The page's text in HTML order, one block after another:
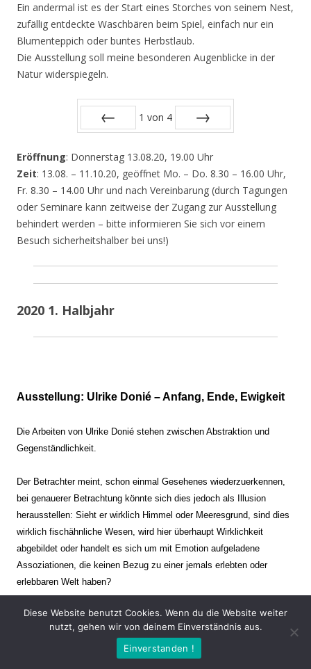
Ein andermal ist es der Start eines Storches von seinem Nest,
zufällig entdeckte Waschbären beim Spiel, einfach nur ein
Blumenteppich oder buntes Herbstlaub.
Die Ausstellung soll meine besonderen Augenblicke in der
Natur widerspiegeln.
1 von 4
Eröffnung: Donnerstag 13.08.20, 19.00 Uhr
Zeit: 13.08. – 11.10.20, geöffnet Mo. – Do. 8.30 – 16.00 Uhr,
Fr. 8.30 – 14.00 Uhr und nach Vereinbarung (durch Tagungen
oder Seminare kann zeitweise der Zugang zur Ausstellung
behindert werden – bitte informieren Sie sich vor einem
Besuch sicherheitshalber bei uns!)
2020 1. Halbjahr
Ausstellung: Ulrike Donié – Anfang, Ende, Ewigkeit
Die Arbeiten von Ulrike Donié stehen zwischen Abstraktion und
Gegenständlichkeit.
Der Betrachter meint, schon einmal Gesehenes wiederzuerkennen,
bei genauerer Betrachtung könnte sich dies jedoch als Illusion
herausstellen: Sieht er wirklich Himmel oder Meeresgrund, sind dies
wirklich fischähnliche Wesen, wird hier überhaupt Wirklichkeit
abgebildet oder handelt es sich um mit Emotion aufgeladene
Assoziationen, die keinen Bezug zu einer jemals erlebten oder
erlebbaren Welt haben?
Verharren und Dynamik stehen sich dabei gegenüber. Zeit steht still
oder verrinnt im Nu. Es soll dabei eine Spannung, auch farblich, bis
zur Schmerzgrenze erzeugt werden. Die Arbeiten stellen ambivalente
Diese Website benutzt Cookies. Wenn du die Website weiter
nutzt, gehen wir von deinem Einverständnis aus.
Einverstanden !